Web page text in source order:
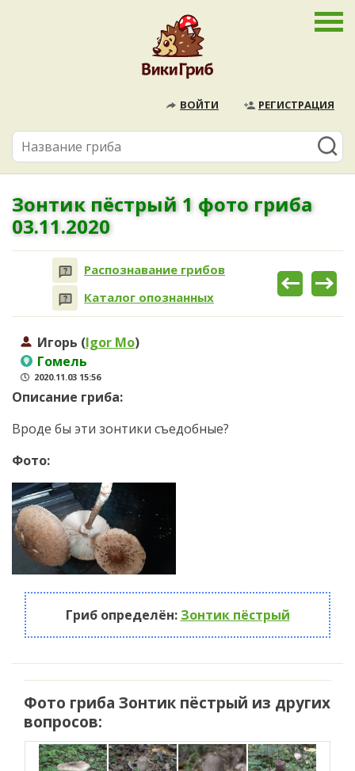
ВОЙТИ РЕГИСТРАЦИЯ
Зонтик пёстрый 1 фото гриба
03.11.2020
Распознавание грибов
Каталог опознанных
Игорь (Igor Mo)
Гомель
2020.11.03 15:56
Описание гриба:
Вроде бы эти зонтики съедобные?
Фото:
Гриб определён: Зонтик пёстрый
Фото гриба Зонтик пёстрый из других
вопросов: